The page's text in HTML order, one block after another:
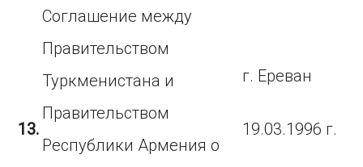
13.
Соглашение между
Правительством
Туркменистана и
Правительством
Республики Армения о
г. Ереван
19.03.1996 г.